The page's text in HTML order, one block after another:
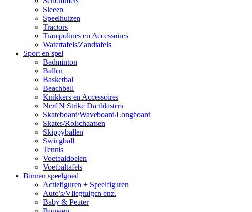
Sleeen
Speelhuizen
Tractors
Trampolines en Accessoires
Watertafels/Zandtafels
Sport en spel
Badminton
Ballen
Basketbal
Beachball
Knikkers en Accessoires
Nerf N Strike Dartblasters
Skateboard/Waveboard/Longboard
Skates/Rolschaatsen
Skippyballen
Swingball
Tennis
Voetbaldoelen
Voetbaltafels
Binnen speelgoed
Actiefiguren + Speelfiguren
Auto’s/Vliegtuigen enz.
Baby & Peuter